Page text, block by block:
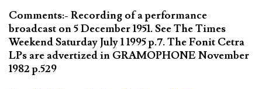
Comments:- Recording of a performance
broadcast on 5 December 1951. See The Times
Weekend Saturday July 1 1995 p.7. The Fonit Cetra
LPs are advertized in GRAMOPHONE November
1982 p.529